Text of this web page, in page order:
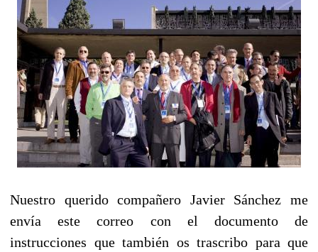
Nuestro querido compañero Javier Sánchez me
envía este correo con el documento de
instrucciones que también os trascribo para que